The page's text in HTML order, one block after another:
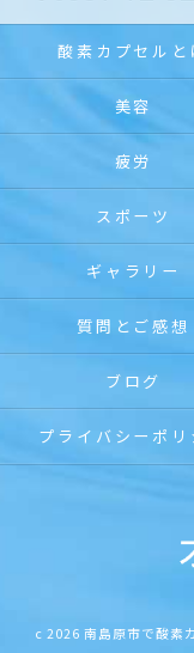
酸素カプセルと
美容
疲労
スポーツ
ギャラリー
質問とご感想
ブログ
プライバシーポリ
c 2026 南島原市で酸素